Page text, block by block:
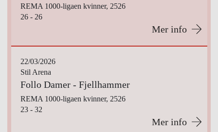
REMA 1000-ligaen kvinner, 2526
26 - 26
Mer info
22/03/2026
Stil Arena
Follo Damer - Fjellhammer
REMA 1000-ligaen kvinner, 2526
23 - 32
Mer info